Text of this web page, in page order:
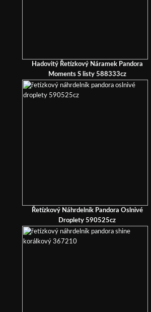
Hadovitý Řetízkový Náramek Pandora
Moments S listy 588333cz
Řetízkový Náhrdelník Pandora Oslnivé
Droplety 590525cz